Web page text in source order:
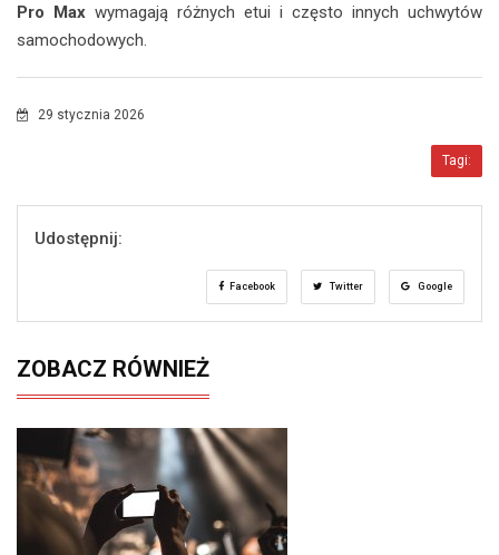
Pro Max wymagają różnych etui i często innych uchwytów
samochodowych.
29 stycznia 2026
Tagi:
Udostępnij:
Facebook Twitter Google
ZOBACZ RÓWNIEŻ